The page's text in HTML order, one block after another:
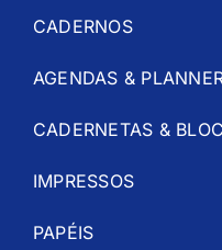
CADERNOS
AGENDAS &
CADERNETAS &
IMPRESSOS
PAPÉIS